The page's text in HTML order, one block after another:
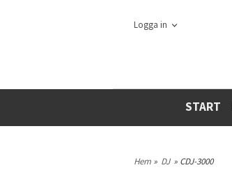
Logga in
START
Hem » DJ » CDJ-3000